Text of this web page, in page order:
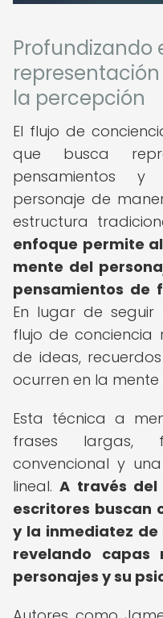
Profundizando
la percepción
El flujo de
que busca
pensamientos
personaje de
estructura
enfoque permite
mente del
pensamientos de
En lugar de seguir
flujo de conciencia
de ideas,
ocurren en la
Esta técnica a
frases largas,
convencional y
lineal.A través del
escritores buscan
y la inmediatez
revelando capas
personajes y su